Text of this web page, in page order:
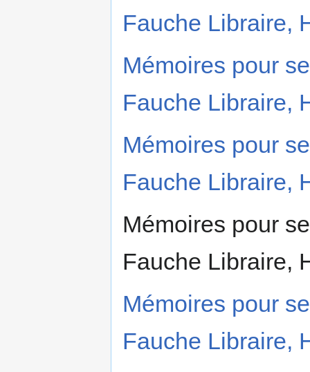
Fauche Libraire,
Mémoires pour
Fauche Libraire,
Mémoires pour
Fauche Libraire,
Mémoires pour
Fauche Libraire,
Mémoires pour
Fauche Libraire,